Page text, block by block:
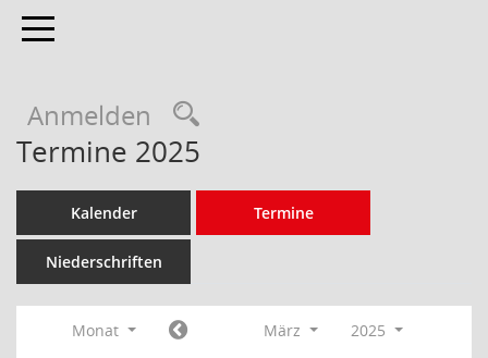
Toggle navigation
Anmelden
Termine 2025
Kalender Termine
Niederschriften
Monat März
2025